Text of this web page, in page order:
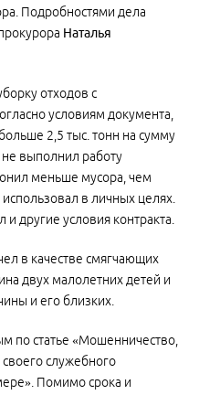
Подробностями дела
Наталья
отходов с
условиям документа,
2,5 тыс. тонн на сумму
выполнил работу
меньше мусора, чем
в личных целях.
другие условия контракта.
в качестве смягчающих
двух малолетних детей и
и его близких.
по статье «Мошенничество,
служебного
Помимо срока и